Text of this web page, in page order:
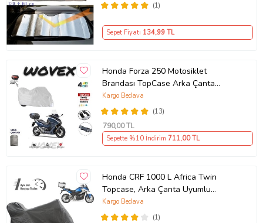
(1)
Sepet Fiyatı 134,99 TL
Honda Forza 250 Motosiklet
Brandası TopCase Arka Çanta
Uyumlu Branda,Örtü
(13)
Kargo Bedava
790,00 TL
Sepette %10 İndirim 711,00 TL
Honda CRF 1000 L Africa Twin
Topcase, Arka Çanta Uyumlu
Motosiklet Branda, Motor Örtüsü ,
Çadır
(1)
Kargo Bedava